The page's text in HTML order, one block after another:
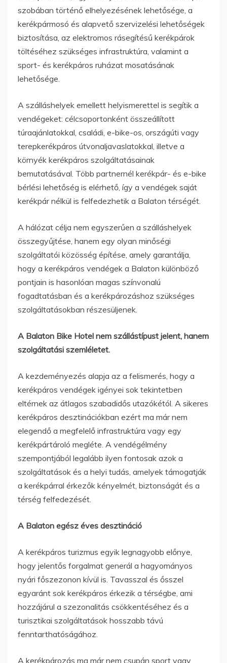
szobában történő elhelyezésének lehetősége, a
kerékpármosó és alapvető szervizelési lehetőségek
biztosítása, az elektromos rásegítésű kerékpárok
töltéséhez szükséges infrastruktúra, valamint a
sport- és kerékpáros ruházat mosatásának
lehetősége.
A szálláshelyek emellett helyismerettel is segítik a
vendégeket: célcsoportonként összeállított
túraajánlatokkal, családi, e-bike-os, országúti vagy
terepkerékpáros útvonaljavaslatokkal, illetve a
környék kerékpáros szolgáltatásainak
bemutatásával. Több partnernél kerékpár- és e-bike
bérlési lehetőség is elérhető, így a vendégek saját
kerékpár nélkül is felfedezhetik a Balaton térségét.
A hálózat célja nem egyszerűen a szálláshelyek
összegyűjtése, hanem egy olyan minőségi
szolgáltatói közösség építése, amely garantálja,
hogy a kerékpáros vendégek a Balaton különböző
pontjain is hasonlóan magas színvonalú
fogadtatásban és a kerékpározáshoz szükséges
szolgáltatásokban részesüljenek.
A Balaton Bike Hotel nem szállástípust jelent, hanem
szolgáltatási szemléletet.
A kezdeményezés alapja az a felismerés, hogy a
kerékpáros vendégek igényei sok tekintetben
eltérnek az átlagos szabadidős utazókétól. A sikeres
kerékpáros desztinációkban ezért ma már nem
elegendő a megfelelő infrastruktúra vagy egy
kerékpártároló megléte. A vendégélmény
szempontjából legalább ilyen fontosak azok a
szolgáltatások és a helyi tudás, amelyek támogatják
a kerékpárral érkezők kényelmét, biztonságát és a
térség felfedezését.
A Balaton egész éves desztináció
A kerékpáros turizmus egyik legnagyobb előnye,
hogy jelentős forgalmat generál a hagyományos
nyári főszezonon kívül is. Tavasszal és ősszel
egyaránt sok kerékpáros érkezik a térségbe, ami
hozzájárul a szezonalitás csökkentéséhez és a
turisztikai szolgáltatások hosszabb távú
fenntarthatóságához.
A kerékpározás ma már nem csupán sport vagy